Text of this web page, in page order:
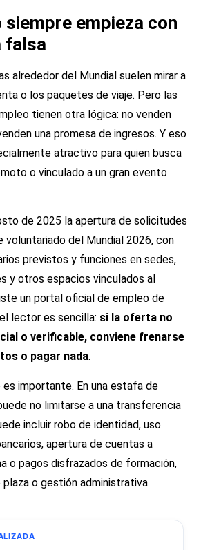
siempre empieza con
falsa
alrededor del Mundial suelen mirar a
o los paquetes de viaje. Pero las
tienen otra lógica: no venden
una promesa de ingresos. Y eso
atractivo para quien busca
o vinculado a un gran evento
de 2025 la apertura de solicitudes
voluntariado del Mundial 2026, con
previstos y funciones en sedes,
y otros espacios vinculados al
un portal oficial de empleo de
lector es sencilla: si la oferta no
o verificable, conviene frenarse
o pagar nada.
importante. En una estafa de
no limitarse a una transferencia
incluir robo de identidad, uso
apertura de cuentas a
o pagos disfrazados de formación,
o gestión administrativa.